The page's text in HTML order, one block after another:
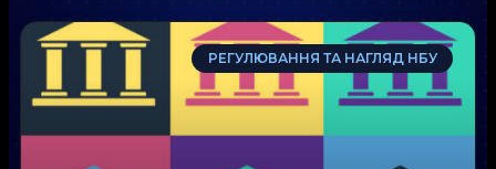
РЕГУЛЮВАННЯ ТА НАГЛЯД НБУ